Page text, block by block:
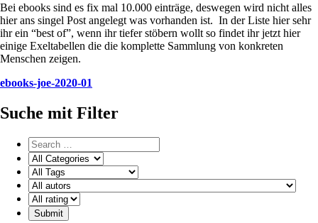
Bei ebooks sind es fix mal 10.000 einträge, deswegen wird nicht alles
hier ans singel Post angelegt was vorhanden ist. In der Liste hier sehr
ihr ein “best of”, wenn ihr tiefer stöbern wollt so findet ihr jetzt hier
einige Exeltabellen die die komplette Sammlung von konkreten
Menschen zeigen.
ebooks-joe-2020-01
Suche mit Filter